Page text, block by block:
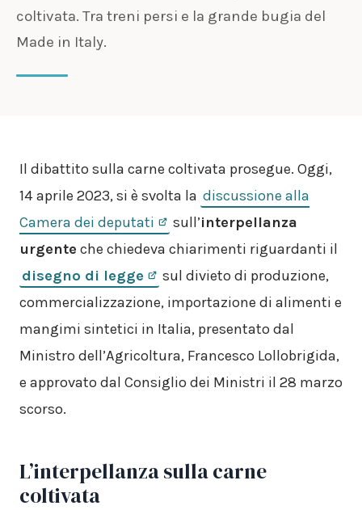
coltivata. Tra treni persi e la grande bugia del
Made in Italy.
Il dibattito sulla carne coltivata prosegue. Oggi,
14 aprile 2023, si è svolta la discussione alla
Camera dei deputati
sull’interpellanza
urgente che chiedeva chiarimenti riguardanti il
disegno di legge
sul divieto di produzione,
commercializzazione, importazione di alimenti e
mangimi sintetici in Italia, presentato dal
Ministro dell’Agricoltura, Francesco Lollobrigida,
e approvato dal Consiglio dei Ministri il 28 marzo
scorso.
L’interpellanza sulla carne
coltivata